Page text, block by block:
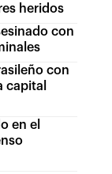
heridos
con
con
capital
en el